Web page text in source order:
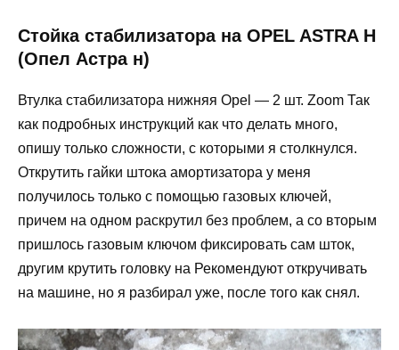
Стойка стабилизатора на OPEL ASTRA H
(Опел Астра н)
Втулка стабилизатора нижняя Opel — 2 шт. Zoom Так
как подробных инструкций как что делать много,
опишу только сложности, с которыми я столкнулся.
Открутить гайки штока амортизатора у меня
получилось только с помощью газовых ключей,
причем на одном раскрутил без проблем, а со вторым
пришлось газовым ключом фиксировать сам шток,
другим крутить головку на Рекомендуют откручивать
на машине, но я разбирал уже, после того как снял.